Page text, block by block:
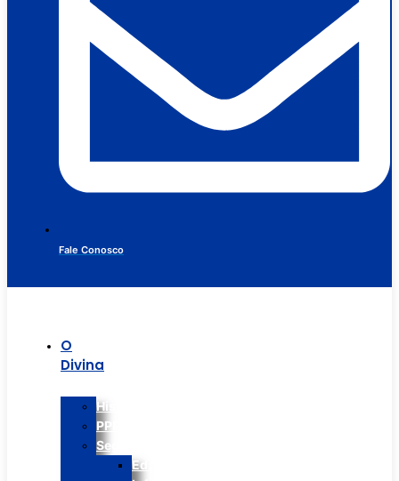
Fale Conosco
O
Divina
Histórico
PPP
Segmentos
Ed.